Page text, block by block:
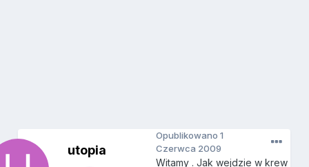
utopia
Opublikowano1
Czerwca 2009
Witamy . Jak wejdzie w krew